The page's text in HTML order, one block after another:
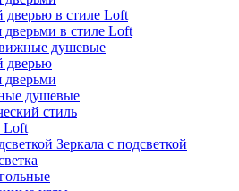
дверью в стиле Loft
дверьми в стиле Loft
душевые
дверью
дверьми
душевые
стиль
Loft
Зеркала с подсветкой